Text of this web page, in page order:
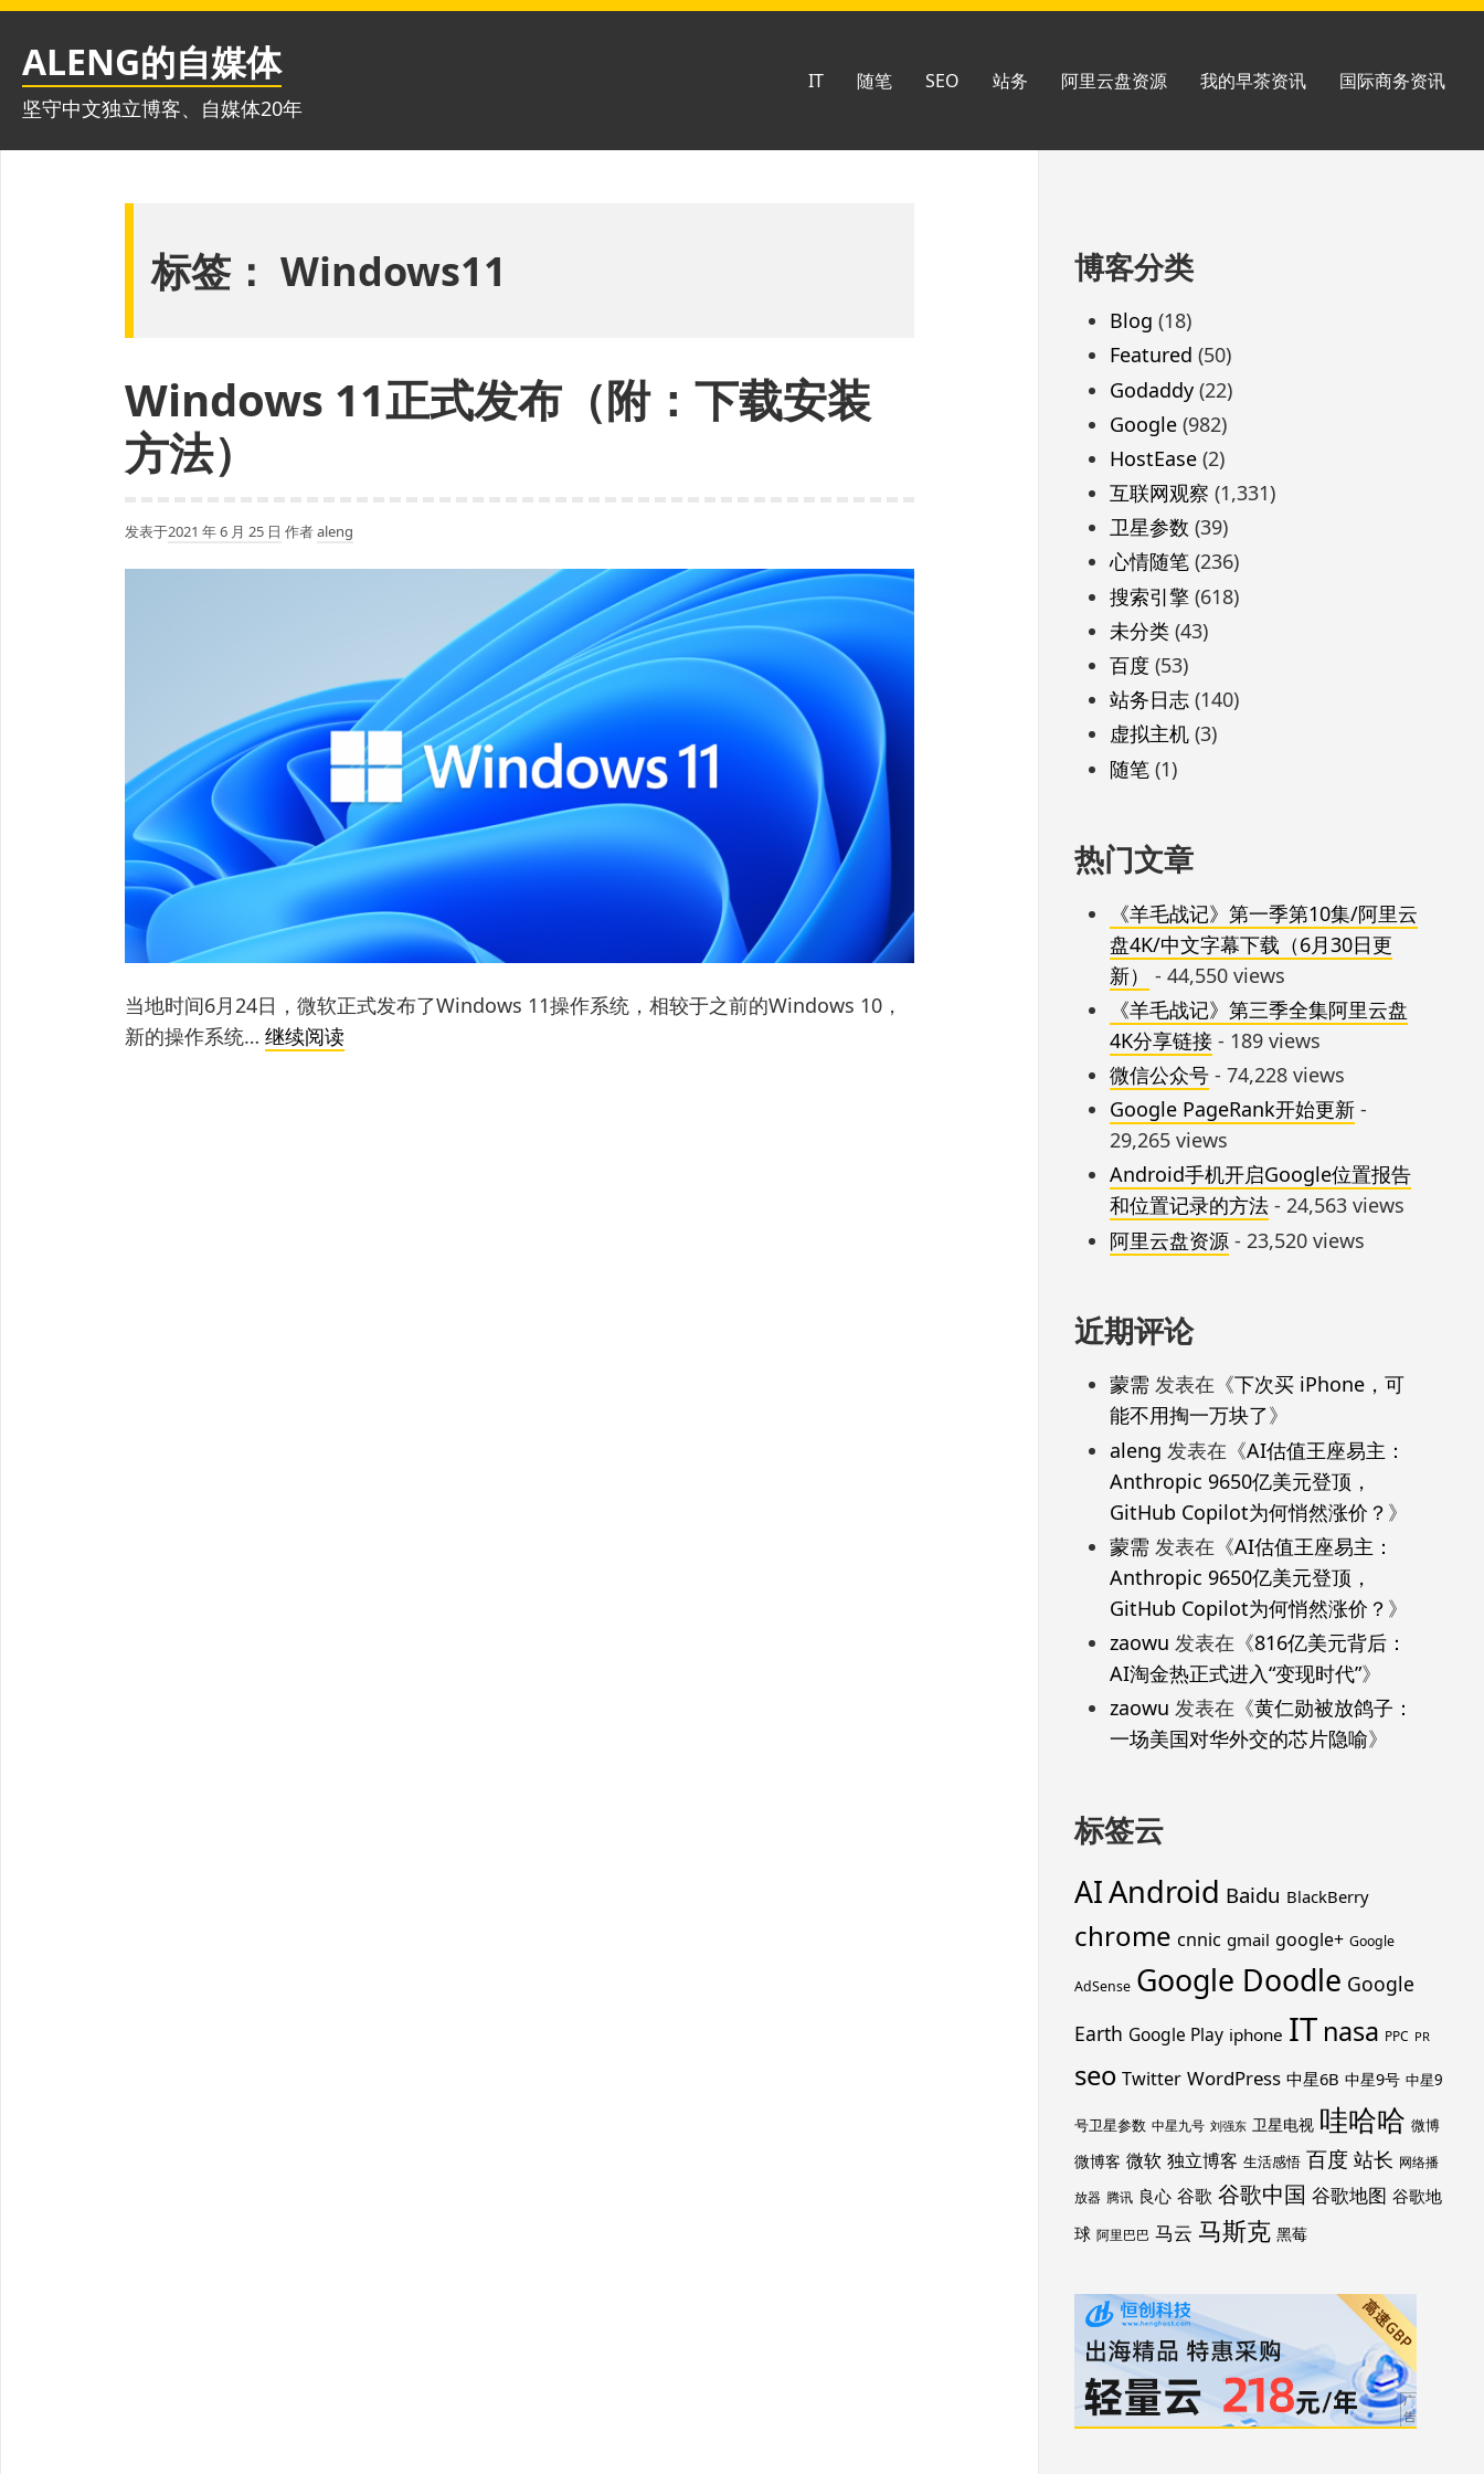
跳
ALENG的自媒体
坚守中文独立博客、自媒体20年
IT 随笔 SEO 站务 阿里云盘资源 我的早茶资讯 国际商务资讯
标签： Windows11
Windows 11正式发布（附：下载安装
方法）
发表于2021 年 6 月 25 日 作者aleng
当地时间6月24日，微软正式发布了Windows 11操作系统，相较于之前的Windows 10，
新的操作系统… 继续阅读
至
脚
博客分类
Blog (18)
Featured (50)
Godaddy(22)
Google(982)
HostEase(2)
互联网观察 (1,331)
卫星参数 (39)
心情随笔(236)
搜索引擎 (618)
未分类(43)
百度 (53)
站务日志(140)
虚拟主机(3)
随笔(1)
热门文章
《羊毛战记》第一季第10集/阿里云
盘4K/中文字幕下载（6月30日更
新）
- 44,550 views
《羊毛战记》第三季全集阿里云盘
4K分享链接- 189 views
微信公众号- 74,228 views
Google PageRank开始更新-
29,265 views
Android手机开启Google位置报告
和位置记录的方法- 24,563 views
阿里云盘资源- 23,520 views
近期评论
蒙需发表在《下次买 iPhone，可
能不用掏一万块了》
aleng 发表在《AI估值王座易主：
Anthropic 9650亿美元登顶，
GitHub Copilot为何悄然涨价？ 》
蒙需发表在《AI估值王座易主：
Anthropic 9650亿美元登顶，
GitHub Copilot为何悄然涨价？ 》
zaowu 发表在《816亿美元背后：
AI淘金热正式进入“变现时代”》
zaowu 发表在《黄仁勋被放鸽子：
一场美国对华外交的芯片隐喻》
标签云
AIAndroid Baidu BlackBerry
chrome cnnic gmail google+ Google
AdSense Google Doodle Google
Earth Google Play iphone IT nasa PPC PR
seo Twitter WordPress 中星6B 中星9号 中星9
号卫星参数 中星九号 刘强东 卫星电视 哇哈哈 微博
微博客 微软 独立博客 生活感悟 百度 站长 网络播
放器 腾讯 良心 谷歌 谷歌中国 谷歌地图 谷歌地
球 阿里巴巴 马云 马斯克 黑莓